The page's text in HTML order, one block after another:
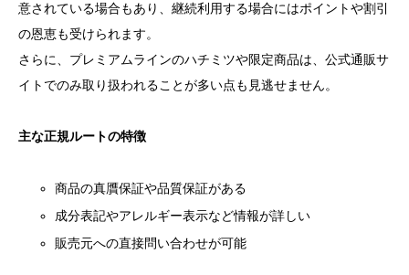
意されている場合もあり、継続利用する場合にはポイントや割引
の恩恵も受けられます。
さらに、プレミアムラインのハチミツや限定商品は、公式通販サ
イトでのみ取り扱われることが多い点も見逃せません。
主な正規ルートの特徴
商品の真贋保証や品質保証がある
成分表記やアレルギー表示など情報が詳しい
販売元への直接問い合わせが可能